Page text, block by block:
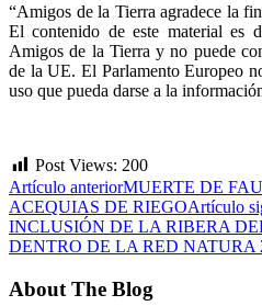
“Amigos de la Tierra agradece la
El contenido de este material es
Amigos de la Tierra y no puede
de la UE. El Parlamento Europeo
uso que pueda darse a la
Post Views: 200
Artículo anteriorMUERTE DE
ACEQUIAS DE RIEGOArtículo
INCLUSIÓN DE LA RIBERA
DENTRO DE LA RED NATURA
About The Blog